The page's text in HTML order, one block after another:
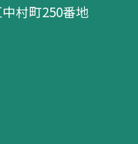
村町250番地